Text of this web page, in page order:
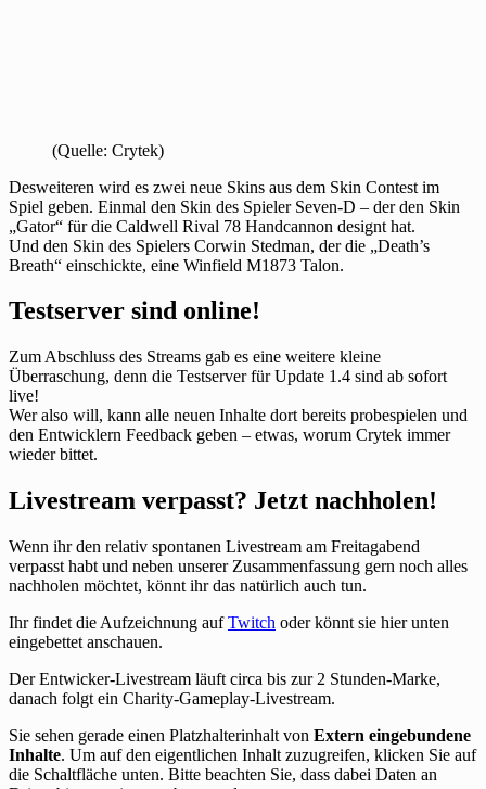
(Quelle: Crytek)
Desweiteren wird es zwei neue Skins aus dem Skin Contest im
Spiel geben. Einmal den Skin des Spieler Seven-D – der den Skin
„Gator“ für die Caldwell Rival 78 Handcannon designt hat.
Und den Skin des Spielers Corwin Stedman, der die „Death’s
Breath“ einschickte, eine Winfield M1873 Talon.
Testserver sind online!
Zum Abschluss des Streams gab es eine weitere kleine
Überraschung, denn die Testserver für Update 1.4 sind ab sofort
live!
Wer also will, kann alle neuen Inhalte dort bereits probespielen und
den Entwicklern Feedback geben – etwas, worum Crytek immer
wieder bittet.
Livestream verpasst? Jetzt nachholen!
Wenn ihr den relativ spontanen Livestream am Freitagabend
verpasst habt und neben unserer Zusammenfassung gern noch alles
nachholen möchtet, könnt ihr das natürlich auch tun.
Ihr findet die Aufzeichnung aufTwitch oder könnt sie hier unten
eingebettet anschauen.
Der Entwicker-Livestream läuft circa bis zur 2 Stunden-Marke,
danach folgt ein Charity-Gameplay-Livestream.
Sie sehen gerade einen Platzhalterinhalt von Extern eingebundene
Inhalte. Um auf den eigentlichen Inhalt zuzugreifen, klicken Sie auf
die Schaltfläche unten. Bitte beachten Sie, dass dabei Daten an